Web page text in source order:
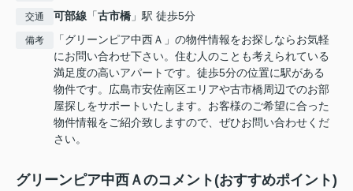
交通 可部線 「古市橋 」駅 徒歩5分
備考
「グリーンピア中西Ａ」の物件情報をお探しならお気軽
にお問い合わせ下さい。住む人のことも考えられている
満足度の高いアパートです。徒歩5分の位置に駅がある
物件です。広島市安佐南区エリアや古市橋周辺でのお部
屋探しをサポートいたします。お客様のご希望に合った
物件情報をご紹介致しますので、ぜひお問い合わせくだ
さい。
グリーンピア中西Ａのコメント(おすすめポイント)